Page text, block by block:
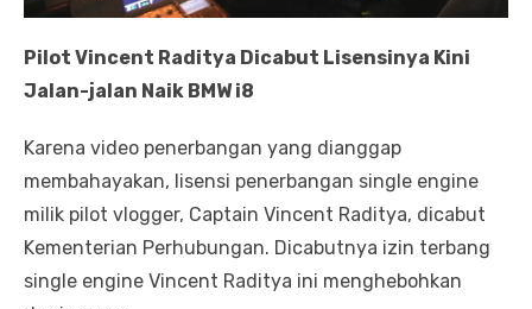
Pilot Vincent Raditya Dicabut Lisensinya Kini
Jalan-jalan Naik BMW i8
Karena video penerbangan yang dianggap
membahayakan, lisensi penerbangan single engine
milik pilot vlogger, Captain Vincent Raditya, dicabut
Kementerian Perhubungan. Dicabutnya izin terbang
single engine Vincent Raditya ini menghebohkan